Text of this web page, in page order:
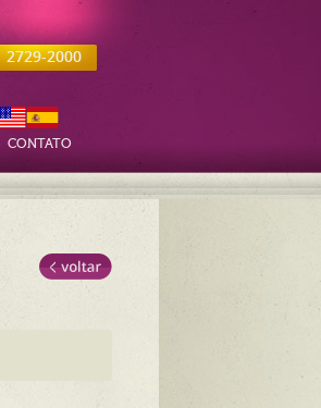
2729-2000
CONTATO